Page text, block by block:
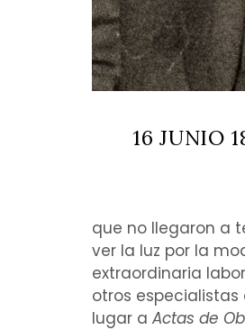
16 JUNIO
que no llegaron a
ver la luz por la
extraordinaria
otros especialistas
lugar a Actas de